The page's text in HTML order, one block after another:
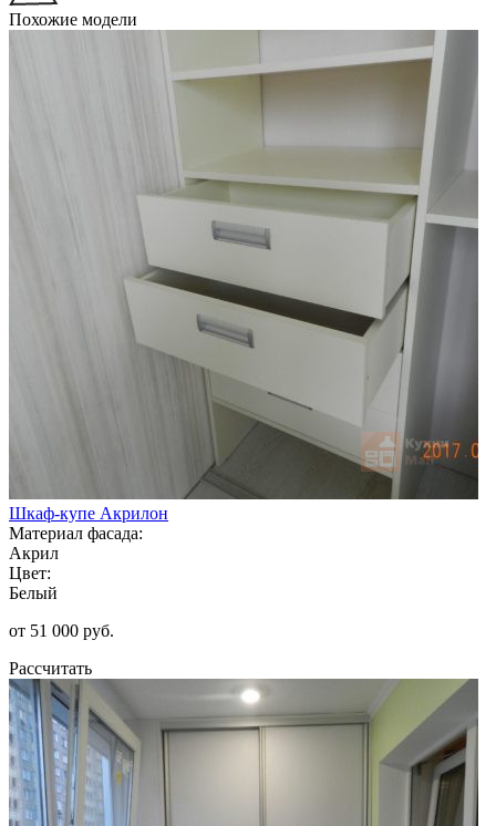
Похожие модели
Шкаф-купе Акрилон
Материал фасада:
Акрил
Цвет:
Белый
от 51 000 руб.
Рассчитать